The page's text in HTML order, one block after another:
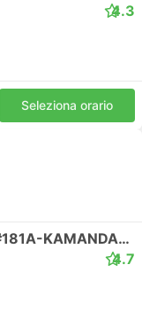
4.3
Seleziona orario
Economy CA | Treno #181A-KAMANDAKA
4.7